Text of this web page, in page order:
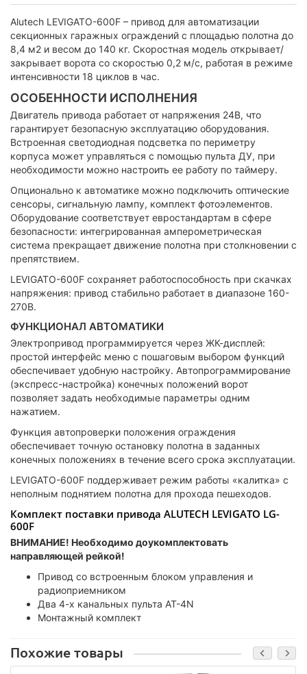
Alutech LEVIGATO-600F – привод для автоматизации
секционных гаражных ограждений с площадью полотна до
8,4 м2 и весом до 140 кг. Скоростная модель открывает/
закрывает ворота со скоростью 0,2 м/с, работая в режиме
интенсивности 18 циклов в час.
ОСОБЕННОСТИ ИСПОЛНЕНИЯ
Двигатель привода работает от напряжения 24В, что
гарантирует безопасную эксплуатацию оборудования.
Встроенная светодиодная подсветка по периметру
корпуса может управляться с помощью пульта ДУ, при
необходимости можно настроить ее работу по таймеру.
Опционально к автоматике можно подключить оптические
сенсоры, сигнальную лампу, комплект фотоэлементов.
Оборудование соответствует евростандартам в сфере
безопасности: интегрированная амперометрическая
система прекращает движение полотна при столкновении с
препятствием.
LEVIGATO-600F сохраняет работоспособность при скачках
напряжения: привод стабильно работает в диапазоне 160-
270В.
ФУНКЦИОНАЛ АВТОМАТИКИ
Электропривод программируется через ЖК-дисплей:
простой интерфейс меню с пошаговым выбором функций
обеспечивает удобную настройку. Автопрограммирование
(экспресс-настройка) конечных положений ворот
позволяет задать необходимые параметры одним
нажатием.
Функция автопроверки положения ограждения
обеспечивает точную остановку полотна в заданных
конечных положениях в течение всего срока эксплуатации.
LEVIGATO-600F поддерживает режим работы «калитка» с
неполным поднятием полотна для прохода пешеходов.
Комплект поставки привода ALUTECH LEVIGATO LG-
600F
ВНИМАНИЕ! Необходимо доукомплектовать
направляющей рейкой!
Привод со встроенным блоком управления и
радиоприемником
Два 4-х канальных пульта АТ-4N
Монтажный комплект
Похожие товары